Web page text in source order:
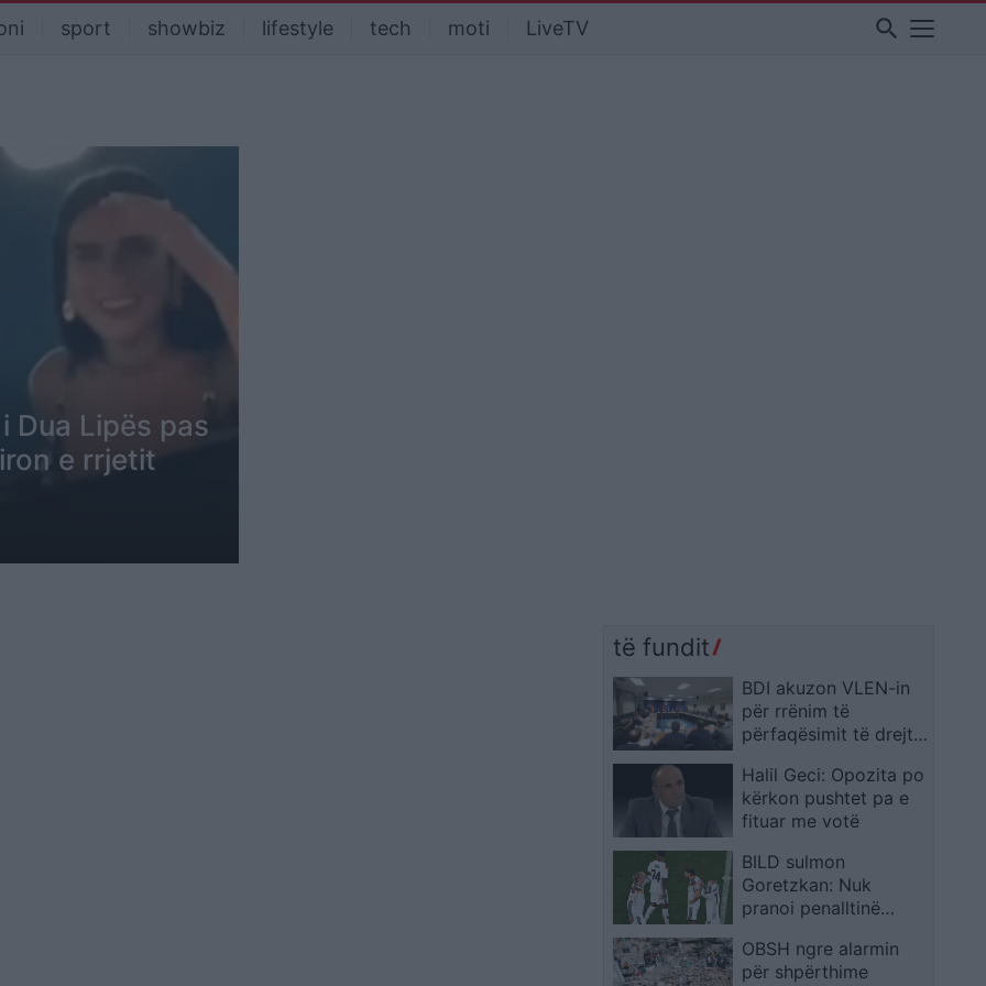
sport showbiz lifestyle tech moti LiveTV search
i Dua Lipës pas
e rrjetit
të fundit
BDI akuzon VLEN-in
për rrënim të
përfaqësimit të drejtë
Halil Geci: Opozita po
kërkon pushtet pa e
fituar me votë
BILD sulmon
Goretzkan: Nuk
pranoi penalltinë
OBSH ngre alarmin
për shpërthime